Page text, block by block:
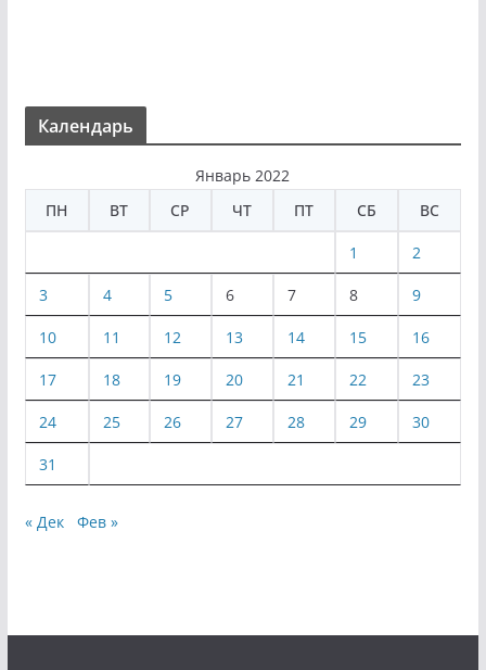
Календарь
Январь 2022
ПН
ВТ СР ЧТ ПТ СБ ВС
1 2
3 4 5 6 7 8 9
10 11 12 13 14 15 16
17 18 19 20 21 22 23
24 25 26 27 28 29 30
31
« Дек Фев »